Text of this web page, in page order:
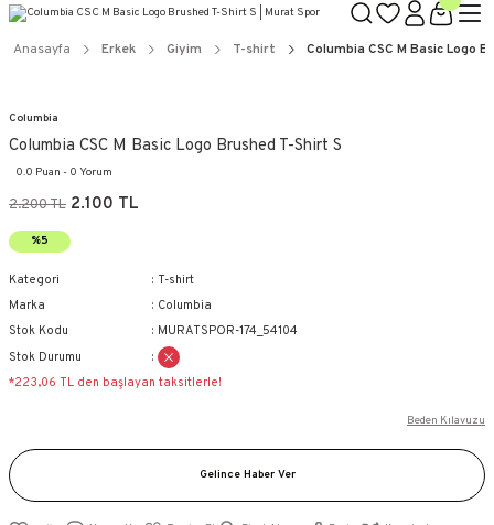
Anasayfa Erkek Giyim T-shirt Columbia CSC M Basic Logo
Columbia
Columbia CSC M Basic Logo Brushed T-Shirt S
0.0 Puan - 0 Yorum
2.200 TL 2.100 TL
%5
Kategori
T-shirt
Marka
Columbia
Stok Kodu
MURATSPOR-174_54104
Stok Durumu
*223,06 TL den başlayan taksitlerle!
Beden Kılavuzu
Gelince Haber Ver